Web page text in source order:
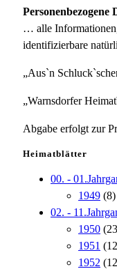
Personenbezogene
… alle
identifizierbare
„Aus`n
„Warnsdorfer
Abgabe erfolgt zur
Heimatblätter
00. -
1949 (8)
02. -
1950
1951
1952